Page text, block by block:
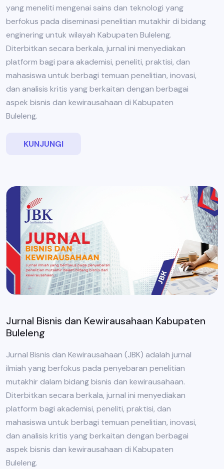
yang meneliti mengenai sains dan teknologi yang
berfokus pada diseminasi penelitian mutakhir di bidang
enginering untuk wilayah Kabupaten Buleleng.
Diterbitkan secara berkala, jurnal ini menyediakan
platform bagi para akademisi, peneliti, praktisi, dan
mahasiswa untuk berbagi temuan penelitian, inovasi,
dan analisis kritis yang berkaitan dengan berbagai
aspek bisnis dan kewirausahaan di Kabupaten
Buleleng.
KUNJUNGI
Jurnal Bisnis dan Kewirausahaan Kabupaten
Buleleng
Jurnal Bisnis dan Kewirausahaan (JBK) adalah jurnal
ilmiah yang berfokus pada penyebaran penelitian
mutakhir dalam bidang bisnis dan kewirausahaan.
Diterbitkan secara berkala, jurnal ini menyediakan
platform bagi akademisi, peneliti, praktisi, dan
mahasiswa untuk berbagi temuan penelitian, inovasi,
dan analisis kritis yang berkaitan dengan berbagai
aspek bisnis dan kewirausahaan di Kabupaten
Buleleng.